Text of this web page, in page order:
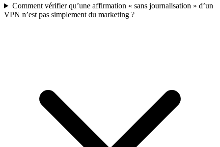
Comment vérifier qu’une affirmation « sans journalisation » d’un
VPN n’est pas simplement du marketing ?